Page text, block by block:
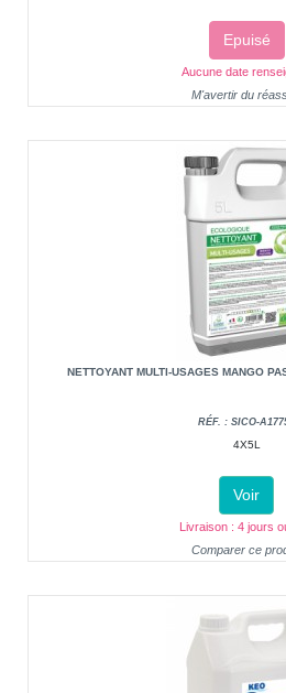
Epuisé
Aucune date
M'avertir du
NETTOYANT MULTI-USAGES MANGO
RÉF. : SICO-
4X5L
Voir
Livraison : 4 jours
Comparer ce